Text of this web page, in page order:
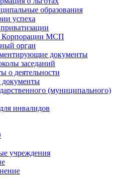
образования
успеха
Корпорации МСП
орган
документы
заседаний
о деятельности
(муниципального)
инвалидов
учреждения